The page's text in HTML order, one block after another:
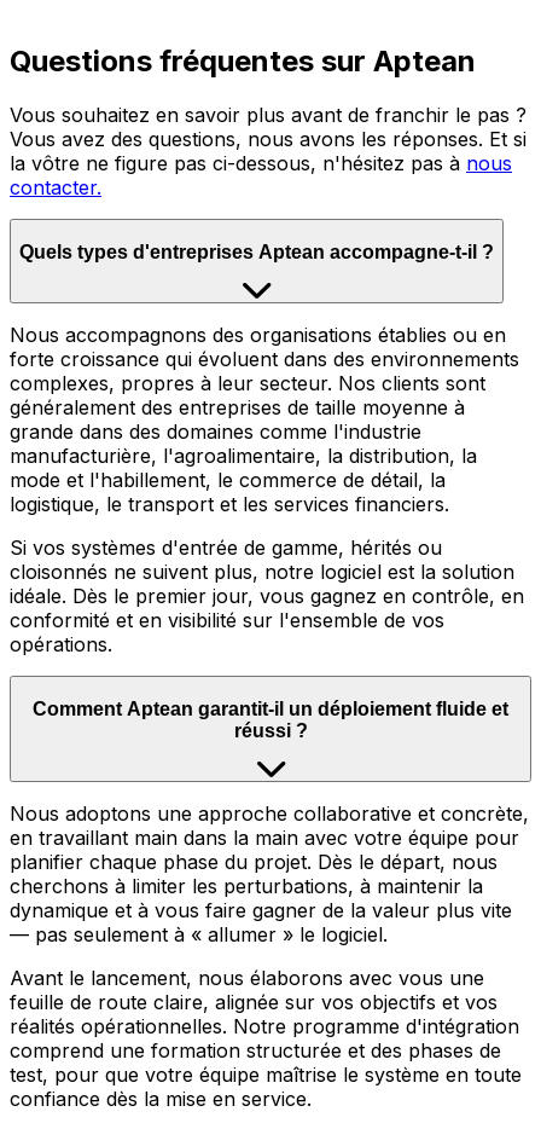
Questions fréquentes sur Aptean
Vous souhaitez en savoir plus avant de franchir le pas ?
Vous avez des questions, nous avons les réponses. Et si
la vôtre ne figure pas ci-dessous, n'hésitez pas à nous
contacter.
Quels types d'entreprises Aptean accompagne-t-il ?
Nous accompagnons des organisations établies ou en
forte croissance qui évoluent dans des environnements
complexes, propres à leur secteur. Nos clients sont
généralement des entreprises de taille moyenne à
grande dans des domaines comme l'industrie
manufacturière, l'agroalimentaire, la distribution, la
mode et l'habillement, le commerce de détail, la
logistique, le transport et les services financiers.
Si vos systèmes d'entrée de gamme, hérités ou
cloisonnés ne suivent plus, notre logiciel est la solution
idéale. Dès le premier jour, vous gagnez en contrôle, en
conformité et en visibilité sur l'ensemble de vos
opérations.
Comment Aptean garantit-il un déploiement fluide et
réussi ?
Nous adoptons une approche collaborative et concrète,
en travaillant main dans la main avec votre équipe pour
planifier chaque phase du projet. Dès le départ, nous
cherchons à limiter les perturbations, à maintenir la
dynamique et à vous faire gagner de la valeur plus vite
— pas seulement à « allumer » le logiciel.
Avant le lancement, nous élaborons avec vous une
feuille de route claire, alignée sur vos objectifs et vos
réalités opérationnelles. Notre programme d'intégration
comprend une formation structurée et des phases de
test, pour que votre équipe maîtrise le système en toute
confiance dès la mise en service.